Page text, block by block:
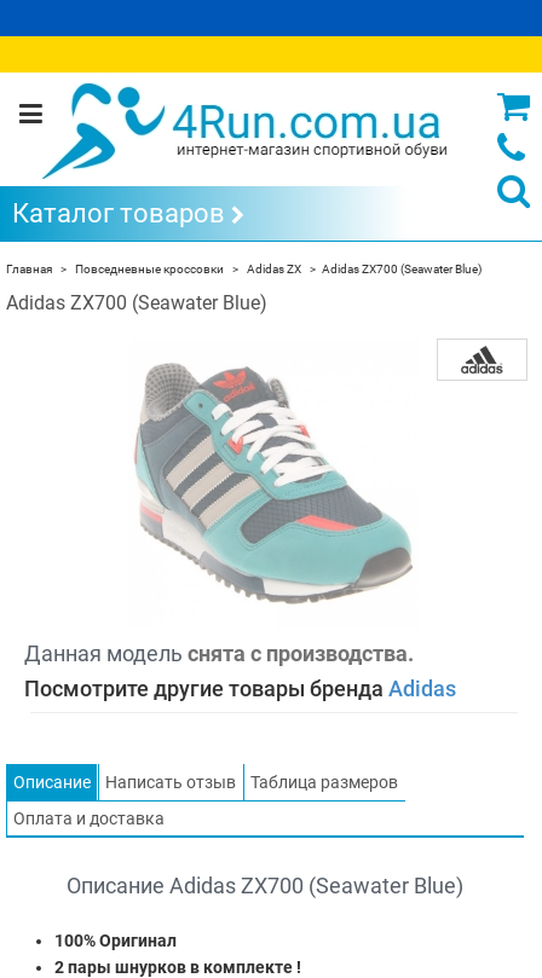
Каталог товаров
Главная Повседневные кроссовки Adidas ZX Adidas ZX700 (Seawater Blue)
Adidas ZX700 (Seawater Blue)
Данная модель снята с производства.
Посмотрите другие товары бренда Adidas
Описание Написать отзыв
Таблица размеров
Оплата и доставка
Описание Adidas ZX700 (Seawater Blue)
100% Оригинал
2 пары шнурков в комплекте !